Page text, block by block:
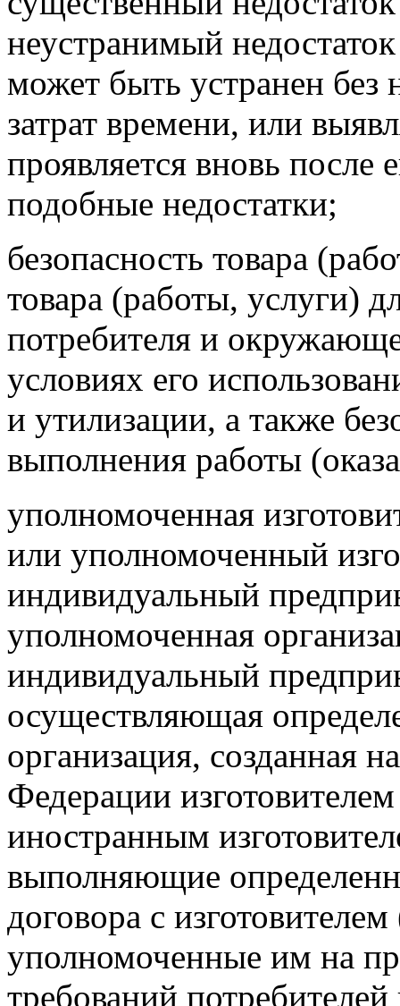
неустранимый
может быть устранен без
затрат времени, или
проявляется вновь после
подобные недостатки;
безопасность товара
товара (работы, услуги)
потребителя и
условиях его
и утилизации, а также
выполнения работы
уполномоченная
или уполномоченный
индивидуальный
уполномоченная
индивидуальный
осуществляющая
организация, созданная
Федерации
иностранным
выполняющие
договора с
уполномоченные им на
требований